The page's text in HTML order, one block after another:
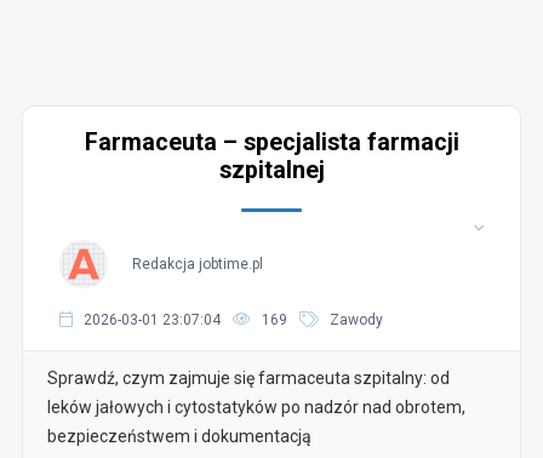
Farmaceuta – specjalista farmacji
szpitalnej
Redakcja jobtime.pl
2026-03-01 23:07:04 169 Zawody
Sprawdź, czym zajmuje się farmaceuta szpitalny: od
leków jałowych i cytostatyków po nadzór nad obrotem,
bezpieczeństwem i dokumentacją